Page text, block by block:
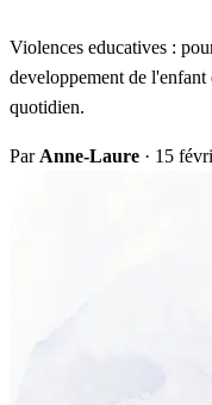
Violences educatives :
developpement de
quotidien.
Par Anne-Laure · 15